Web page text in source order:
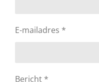
E-mailadres *
Bericht *